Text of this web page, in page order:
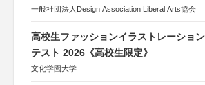
一般社団法人Design Association Liberal Arts協会
高校生ファッションイラストレーショ
テスト 2026《高校生限定》
文化学園大学